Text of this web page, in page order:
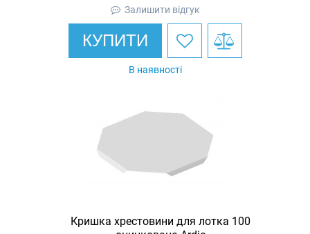
Залишити відгук
КУПИТИ
В наявності
Кришка хрестовини для лотка 100